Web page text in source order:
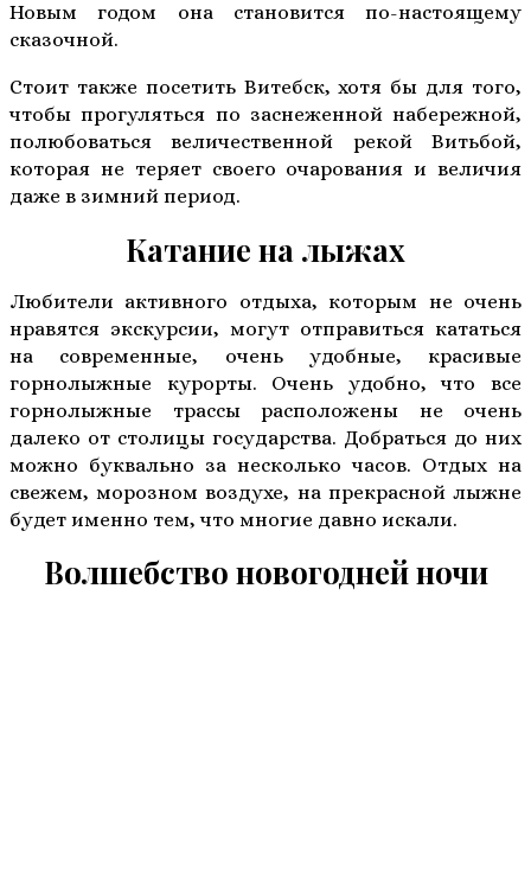
Новым годом она становится по-настоящему
сказочной.
Стоит также посетить Витебск, хотя бы для того,
чтобы прогуляться по заснеженной набережной,
полюбоваться величественной рекой Витьбой,
которая не теряет своего очарования и величия
даже в зимний период.
Катание на лыжах
Любители активного отдыха, которым не очень
нравятся экскурсии, могут отправиться кататься
на современные, очень удобные, красивые
горнолыжные курорты. Очень удобно, что все
горнолыжные трассы расположены не очень
далеко от столицы государства. Добраться до них
можно буквально за несколько часов. Отдых на
свежем, морозном воздухе, на прекрасной лыжне
будет именно тем, что многие давно искали.
Волшебство новогодней ночи